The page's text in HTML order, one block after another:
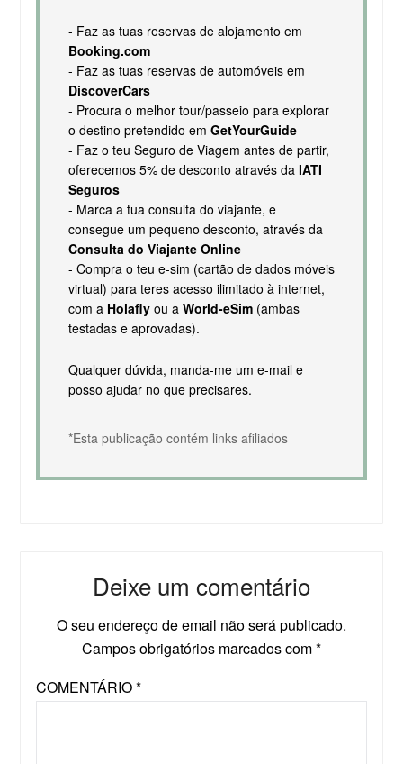
- Faz as tuas reservas de alojamento em
Booking.com
- Faz as tuas reservas de automóveis em
DiscoverCars
- Procura o melhor tour/passeio para explorar
o destino pretendido em GetYourGuide
- Faz o teu Seguro de Viagem antes de partir,
oferecemos 5% de desconto através da IATI
Seguros
- Marca a tua consulta do viajante, e
consegue um pequeno desconto, através da
Consulta do Viajante Online
- Compra o teu e-sim (cartão de dados móveis
virtual) para teres acesso ilimitado à internet,
com a Holaflyou a World-eSim(ambas
testadas e aprovadas).
Qualquer dúvida, manda-me um e-mail e
posso ajudar no que precisares.
*Esta publicação contém links afiliados
Deixe um comentário
O seu endereço de email não será publicado.
Campos obrigatórios marcados com*
COMENTÁRIO*